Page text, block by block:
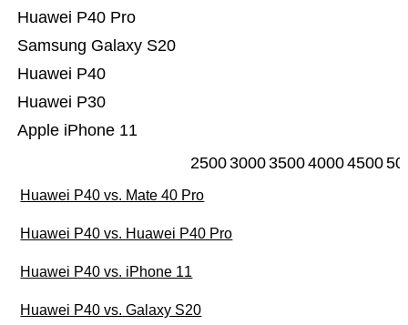
Apple iPhone 11
Huawei P30
Huawei P40
Samsung Galaxy S20
Huawei P40 Pro
25003000350040004500
Huawei P40 vs. Mate 40 Pro
Huawei P40 vs. Huawei P40 Pro
Huawei P40 vs. iPhone 11
Huawei P40 vs. Galaxy S20